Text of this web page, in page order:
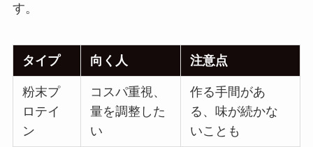
す。
タイプ 向く人 注意点
粉末プ
ロテイ
ン
コスパ重視、
量を調整した
い
作る手間があ
る、味が続かな
いことも